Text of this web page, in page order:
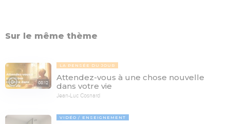
Sur le même thème
08:12
LA PENSÉE DU JOUR
Attendez-vous à une chose nouvelle
dans votre vie
Jean-Luc Cosnard
VIDÉO ENSEIGNEMENT